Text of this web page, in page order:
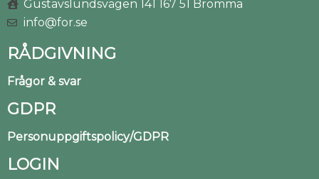
Gustavslundsvägen 141 167 51 Bromma
info@for.se
RÅDGIVNING
Frågor & svar
GDPR
Personuppgiftspolicy/GDPR
LOGIN